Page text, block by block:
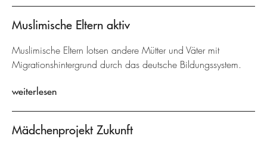
Muslimische Eltern aktiv
Muslimische Eltern lotsen andere Mütter und Väter mit
Migrationshintergrund durch das deutsche Bildungssystem.
weiterlesen
Mädchenprojekt Zukunft